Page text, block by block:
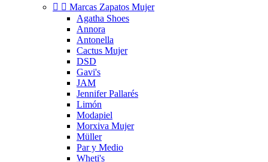
  Marcas Zapatos Mujer
Agatha Shoes
Annora
Antonella
Cactus Mujer
DSD
Gavi's
JAM
Jennifer Pallarés
Limón
Modapiel
Morxiva Mujer
Müller
Par y Medio
Wheti's